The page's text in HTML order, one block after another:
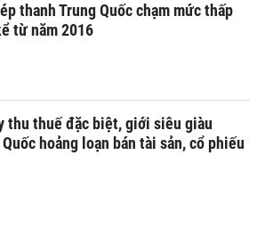
thanh Trung Quốc chạm mức thấp
từ năm 2016
thu thuế đặc biệt, giới siêu giàu
hoảng loạn bán tài sản, cổ phiếu